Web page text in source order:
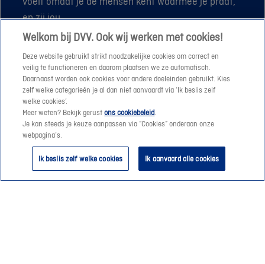
en zij jou.
Vind je DVV-consulent
Wat betekent service bij
DVV?
Welkom bij DVV. Ook wij werken met cookies!
Deze website gebruikt strikt noodzakelijke cookies om correct en
veilig te functioneren en daarom plaatsen we ze automatisch.
Daarnaast worden ook cookies voor andere doeleinden gebruikt. Kies
zelf welke categorieën je al dan niet aanvaardt via ‘Ik beslis zelf
welke cookies’.
Meer weten? Bekijk gerustons cookiebeleid.
Je kan steeds je keuze aanpassen via “Cookies” onderaan onze
webpagina’s.
Ik beslis zelf welke cookies Ik aanvaard alle cookies